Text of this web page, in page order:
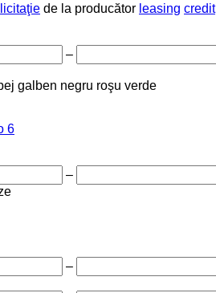
licitaţie de la producător leasing credit
–
galben negru roşu verde
6
–
–